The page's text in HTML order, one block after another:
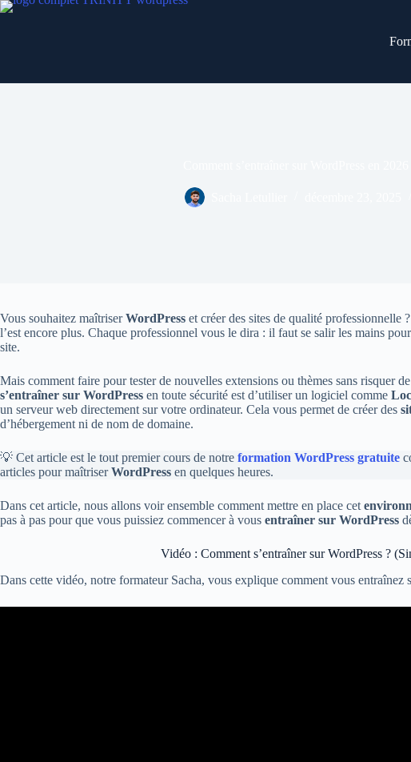
Passer
Vous souhaitez maîtriserWordPress et créer des sites de qualité professionnelle
l’est encore plus. Chaque professionnel vous le dira : il faut se salir les mains
site.
Mais comment faire pour tester de nouvelles extensions ou thèmes sans risquer
s’entraîner sur WordPress en toute sécurité est d’utiliser un logiciel comme
un serveur web directement sur votre ordinateur. Cela vous permet de créer des
d’hébergement ni de nom de domaine.
💡 Cet article est le tout premier cours de notre formation WordPress gratuite
articles pour maîtriserWordPress en quelques heures.
Dans cet article, nous allons voir ensemble comment mettre en place cet
pas à pas pour que vous puissiez commencer à vous entraîner sur WordPress
Vidéo : Comment s’entraîner sur WordPress ?
Dans cette vidéo, notre formateur Sacha, vous explique comment vous entraînez